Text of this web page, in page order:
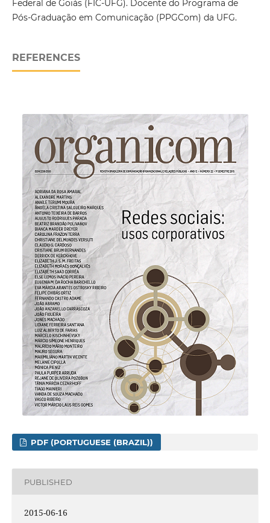
Federal de Goiás (FIC-UFG). Docente do Programa de
Pós-Graduação em Comunicação (PPGCom) da UFG.
REFERENCES
PDF (PORTUGUESE (BRAZIL))
PUBLISHED
2015-06-16